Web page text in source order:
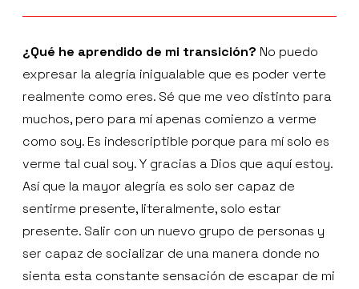
¿Qué he aprendido de mi transición? No puedo
expresar la alegría inigualable que es poder verte
realmente como eres. Sé que me veo distinto para
muchos, pero para mí apenas comienzo a verme
como soy. Es indescriptible porque para mí solo es
verme tal cual soy. Y gracias a Dios que aquí estoy.
Así que la mayor alegría es solo ser capaz de
sentirme presente, literalmente, solo estar
presente. Salir con un nuevo grupo de personas y
ser capaz de socializar de una manera donde no
sienta esta constante sensación de escapar de mi